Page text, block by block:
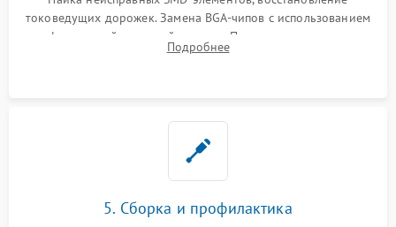
токоведущих дорожек. Замена BGA-чипов с использованием
инфракрасной паяльной станции. Прошивка микросхемы
BIOS или замена поврежденных портов USB
Подробнее
5. Сборка и профилактика